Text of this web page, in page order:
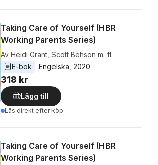
Taking Care of Yourself (HBR
Working Parents Series)
Av Heidi Grant Scott Behson m. fl.
E-bok
Engelska 2020
318 kr
Lägg till
Läs direkt efter köp
Taking Care of Yourself (HBR
Working Parents Series)